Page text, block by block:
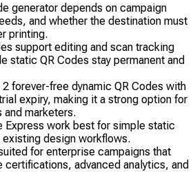
generator depends on campaign
and whether the destination must
printing.
support editing and scan tracking
static QR Codes stay permanent and
forever-free dynamic QR Codes with
expiry, making it a strong option for
and marketers.
Express work best for simple static
existing design workflows.
for enterprise campaigns that
certifications, advanced analytics, and